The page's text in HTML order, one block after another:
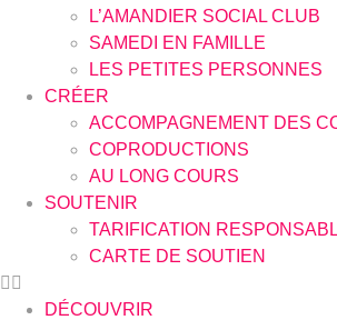
L’AMANDIER SOCIAL CLUB
SAMEDI EN FAMILLE
LES PETITES PERSONNES
CRÉER
ACCOMPAGNEMENT DES
COPRODUCTIONS
AU LONG COURS
SOUTENIR
TARIFICATION
CARTE DE SOUTIEN
DÉCOUVRIR